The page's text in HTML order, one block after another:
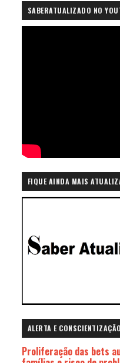
SABERATUALIZADO NO
FIQUE AINDA MAIS
ALERTA E CONSCIENTIZAÇÃO
Proliferação das bets